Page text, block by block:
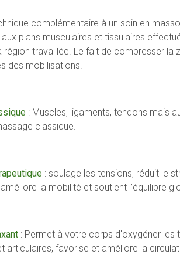
complémentaire à un soin en
plans musculaires et tissulaires
région travaillée. Le fait de compresser la
des mobilisations.
: Muscles, ligaments, tendons mais
classique.
: soulage les tensions, réduit le
la mobilité et soutient l’équilibre
: Permet à votre corps d'oxygéner les
articulaires, favorise et améliore la